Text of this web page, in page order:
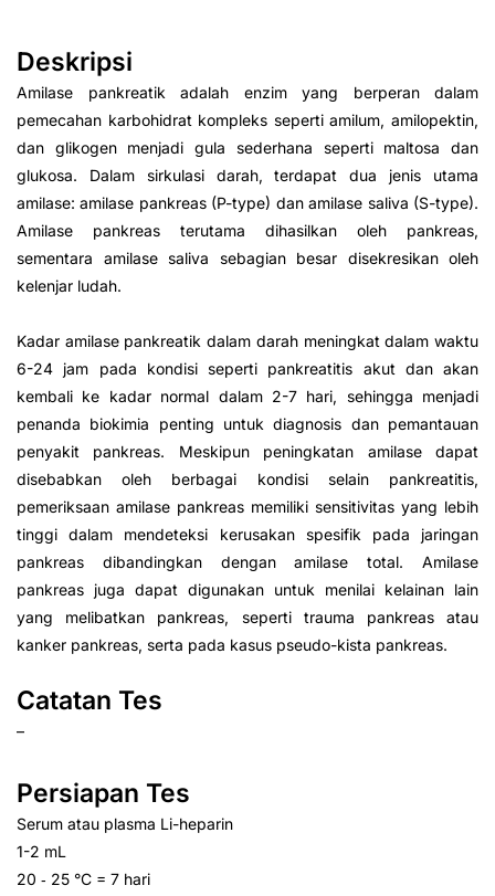
Deskripsi
Amilase pankreatik adalah enzim yang berperan dalam
pemecahan karbohidrat kompleks seperti amilum, amilopektin,
dan glikogen menjadi gula sederhana seperti maltosa dan
glukosa. Dalam sirkulasi darah, terdapat dua jenis utama
amilase: amilase pankreas (P-type) dan amilase saliva (S-type).
Amilase pankreas terutama dihasilkan oleh pankreas,
sementara amilase saliva sebagian besar disekresikan oleh
kelenjar ludah.
Kadar amilase pankreatik dalam darah meningkat dalam waktu
6-24 jam pada kondisi seperti pankreatitis akut dan akan
kembali ke kadar normal dalam 2-7 hari, sehingga menjadi
penanda biokimia penting untuk diagnosis dan pemantauan
penyakit pankreas. Meskipun peningkatan amilase dapat
disebabkan oleh berbagai kondisi selain pankreatitis,
pemeriksaan amilase pankreas memiliki sensitivitas yang lebih
tinggi dalam mendeteksi kerusakan spesifik pada jaringan
pankreas dibandingkan dengan amilase total. Amilase
pankreas juga dapat digunakan untuk menilai kelainan lain
yang melibatkan pankreas, seperti trauma pankreas atau
kanker pankreas, serta pada kasus pseudo-kista pankreas.
Catatan Tes
–
Persiapan Tes
Serum atau plasma Li-heparin
1-2 mL
20 ‑ 25 °C = 7 hari